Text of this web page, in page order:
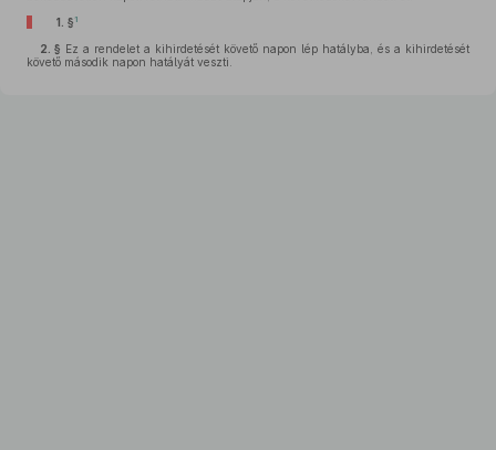
1. § 1
2. § Ez a rendelet a kihirdetését követő napon lép hatályba, és a kihirdetését
követő második napon hatályát veszti.